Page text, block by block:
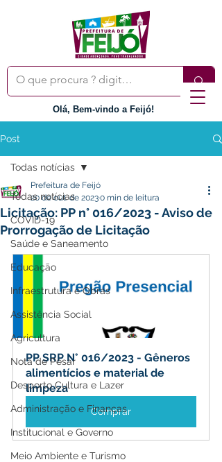
Olá, Bem-vindo a Feijó!
Post
Todas notícias
COVID-19
Saúde e Saneamento
Educação
Infraestrutura e Obras
Assistência Social
Agricultura
Nota de Pesar
Desporto Cultura e Lazer
Administração e Finanças
Institucional e Governo
Meio Ambiente e Turismo
Todas notícias
Licitação: PP n° 016/2023 - Aviso de
Prorrogação de Licitação
Prefeitura de Feijó
20 de out. de 20230 min de leitura
PP SRP N° 016/2023 - Gêneros
alimentícios e material de
limpeza
Comprar